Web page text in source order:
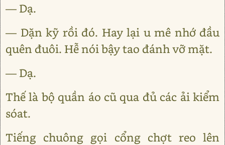
— Dạ.
— Dặn kỹ rồi đó. Hay lại u mê nhớ đầu
quên đuôi. Hễ nói bậy tao đánh vỡ mặt.
— Dạ.
Thế là bộ quần áo cũ qua đủ các ải kiểm
sóat.
Tiếng chuông gọi cổng chợt reo lên